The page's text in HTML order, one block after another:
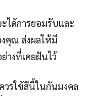
ได้การยอมรับและ
คุณ ส่งผลให้มี
างที่เคยฝันไว้
วรใช้สีนี้ในกันมงคล